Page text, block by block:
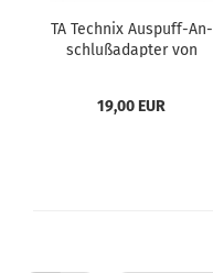
TA Tech­nix Auspuff-​​An­
schluß­ad­ap­ter von
19,00 EUR